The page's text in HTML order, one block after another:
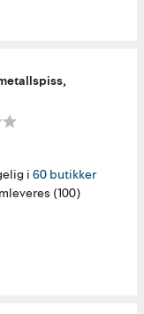
i 60 butikker
(100)